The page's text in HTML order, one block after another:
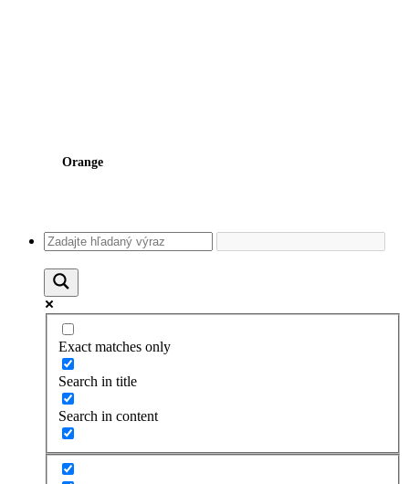
Orange
Exact matches only
Search in title
Search in content